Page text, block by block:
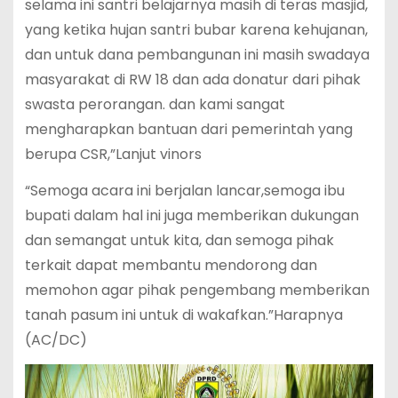
selama ini santri belajarnya masih di teras masjid,
yang ketika hujan santri bubar karena kehujanan,
dan untuk dana pembangunan ini masih swadaya
masyarakat di RW 18 dan ada donatur dari pihak
swasta perorangan. dan kami sangat
mengharapkan bantuan dari pemerintah yang
berupa CSR,”Lanjut vinors
“Semoga acara ini berjalan lancar,semoga ibu
bupati dalam hal ini juga memberikan dukungan
dan semangat untuk kita, dan semoga pihak
terkait dapat membantu mendorong dan
memohon agar pihak pengembang memberikan
tanah pasum ini untuk di wakafkan.”Harapnya
(AC/DC)